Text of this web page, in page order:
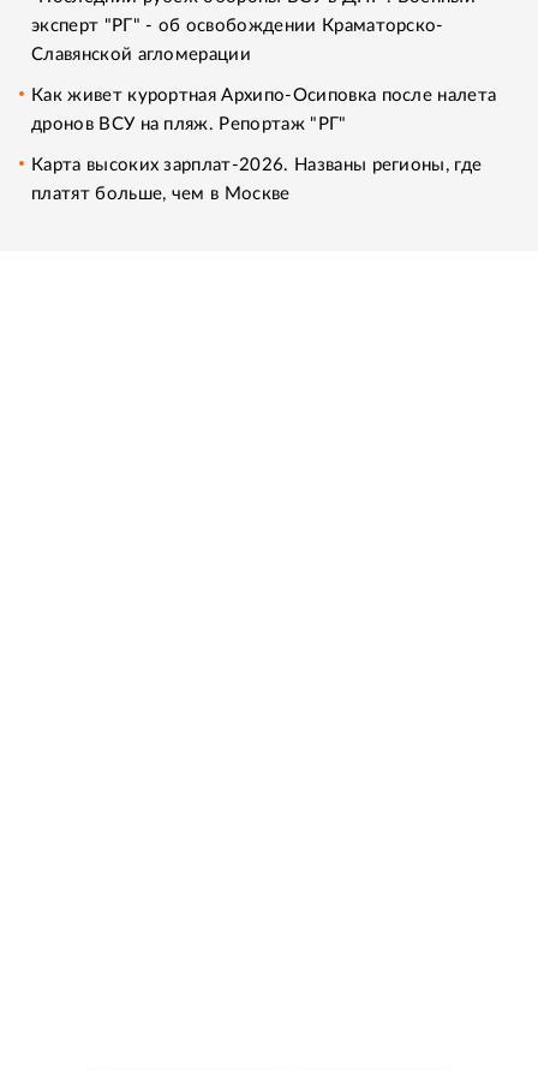
эксперт "РГ" - об освобождении Краматорско-
Славянской агломерации
Как живет курортная Архипо-Осиповка после налета
дронов ВСУ на пляж. Репортаж "РГ"
Карта высоких зарплат-2026. Названы регионы, где
платят больше, чем в Москве